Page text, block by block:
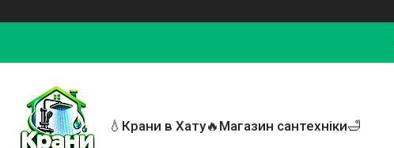
💧Крани в Хату🔥Магазин сантехніки🛁